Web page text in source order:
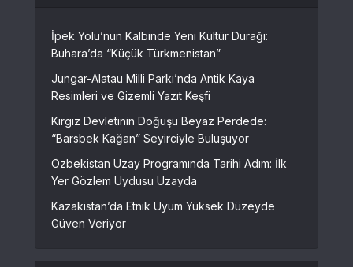
İpek Yolu’nun Kalbinde Yeni Kültür Durağı:
Buhara’da “Küçük Türkmenistan”
Jungar-Alatau Milli Parkı’nda Antik Kaya
Resimleri ve Gizemli Yazıt Keşfi
Kırgız Devletinin Doğuşu Beyaz Perdede:
“Barsbek Kağan” Seyirciyle Buluşuyor
Özbekistan Uzay Programında Tarihi Adım: İlk
Yer Gözlem Uydusu Uzayda
Kazakistan’da Etnik Uyum Yüksek Düzeyde
Güven Veriyor